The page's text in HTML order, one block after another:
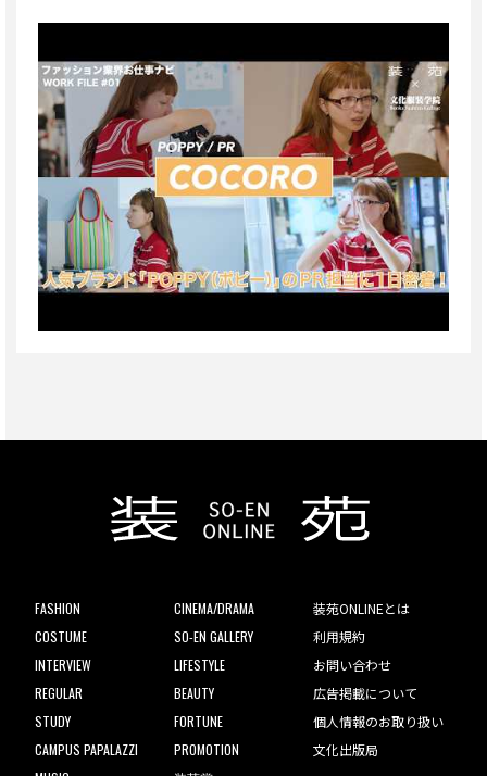
FASHION
COSTUME
INTERVIEW
REGULAR
STUDY
CAMPUS PAPALAZZI
CINEMA/DRAMA
SO-EN GALLERY
LIFESTYLE
BEAUTY
FORTUNE
PROMOTION
装苑ONLINEとは
利用規約
お問い合わせ
広告掲載について
個人情報のお取り扱い
文化出版局